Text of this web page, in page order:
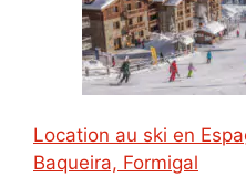
Location au ski en Espagne : Sierra Nevada,
Baqueira, Formigal